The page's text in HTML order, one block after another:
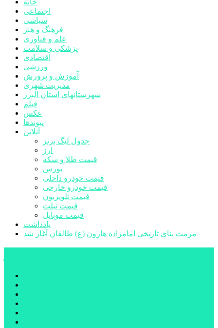
اجتماعی
سیاسی
فرهنگ و هنر
علم و فناوری
پزشکی و سلامت
اقتصادی
ورزشی
آموزش و پرورش
مدیریت شهری
شهرستانهای استان البرز
فیلم
عکس
پیوندها
آنلاین
جدول لیگ برتر
ارز
قیمت طلا و سکه
بورس
قیمت خودرو داخلی
قیمت خودرو خارجی
قیمت تلویزیون
قیمت تبلت
قیمت موبایل
یادداشت
مرمت بنای تاریخی امامزاده هارون (ع) طالقان آغاز شد